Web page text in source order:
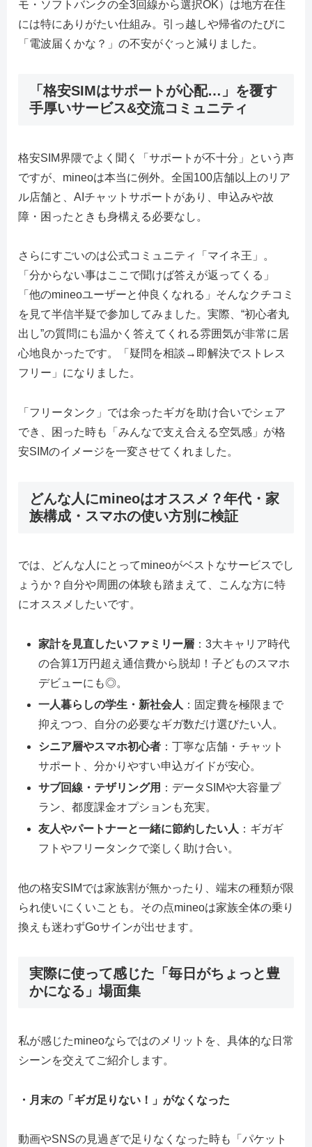
モ・ソフトバンクの全3回線から選択OK）は地方在住
には特にありがたい仕組み。引っ越しや帰省のたびに
「電波届くかな？」の不安がぐっと減りました。
「格安SIMはサポートが心配…」を覆す
手厚いサービス&交流コミュニティ
格安SIM界隈でよく聞く「サポートが不十分」という声
ですが、mineoは本当に例外。全国100店舗以上のリア
ル店舗と、AIチャットサポートがあり、申込みや故
障・困ったときも身構える必要なし。
さらにすごいのは公式コミュニティ「マイネ王」。
「分からない事はここで聞けば答えが返ってくる」
「他のmineoユーザーと仲良くなれる」そんなクチコミ
を見て半信半疑で参加してみました。実際、“初心者丸
出し”の質問にも温かく答えてくれる雰囲気が非常に居
心地良かったです。「疑問を相談→即解決でストレス
フリー」になりました。
「フリータンク」では余ったギガを助け合いでシェア
でき、困った時も「みんなで支え合える空気感」が格
安SIMのイメージを一変させてくれました。
どんな人にmineoはオススメ？年代・家
族構成・スマホの使い方別に検証
では、どんな人にとってmineoがベストなサービスでし
ょうか？自分や周囲の体験も踏まえて、こんな方に特
にオススメしたいです。
家計を見直したいファミリー層 ：3大キャリア時代
の合算1万円超え通信費から脱却！子どものスマホ
デビューにも◎。
一人暮らしの学生・新社会人 ：固定費を極限まで
抑えつつ、自分の必要なギガ数だけ選びたい人。
シニア層やスマホ初心者 ：丁寧な店舗・チャット
サポート、分かりやすい申込ガイドが安心。
サブ回線・テザリング用 ：データSIMや大容量プ
ラン、都度課金オプションも充実。
友人やパートナーと一緒に節約したい人 ：ギガギ
フトやフリータンクで楽しく助け合い。
他の格安SIMでは家族割が無かったり、端末の種類が限
られ使いにくいことも。その点mineoは家族全体の乗り
換えも迷わずGoサインが出せます。
実際に使って感じた「毎日がちょっと豊
かになる」場面集
私が感じたmineoならではのメリットを、具体的な日常
シーンを交えてご紹介します。
・月末の「ギガ足りない！」がなくなった
動画やSNSの見過ぎで足りなくなった時も「パケット